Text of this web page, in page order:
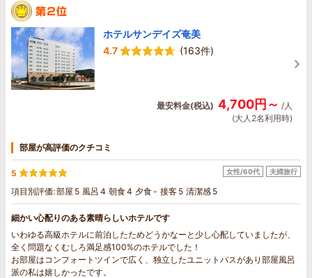
ホテルサンデイズ奄美
4.7
(163件)
最安料金(税込) 4,700円～ /人
(大人2名利用時)
部屋が高評価のクチコミ
5
項目別評価:部屋 5 風呂 4 朝食4 夕食- 接客 5 清潔感 5
女性/60代 夫婦旅行
細かい心配りのある素晴らしいホテルです
いわゆる高級ホテルに前泊したためどうかなーと少し心配していましたが、
全く問題なくむしろ満足感100%のホテルでした！
お部屋はコンフォートツインで広く、独立したユニットバスがあり部屋風呂
派の私は嬉しかったです。